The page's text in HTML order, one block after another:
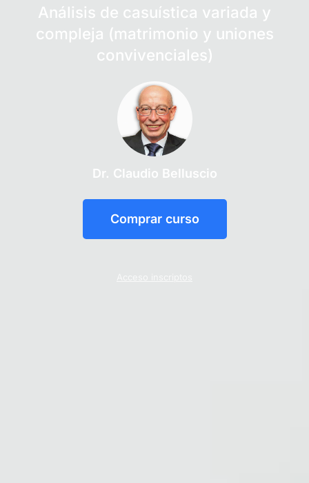
Análisis de casuística variada y
compleja (matrimonio y uniones
convivenciales)
Dr. Claudio Belluscio
Comprar curso